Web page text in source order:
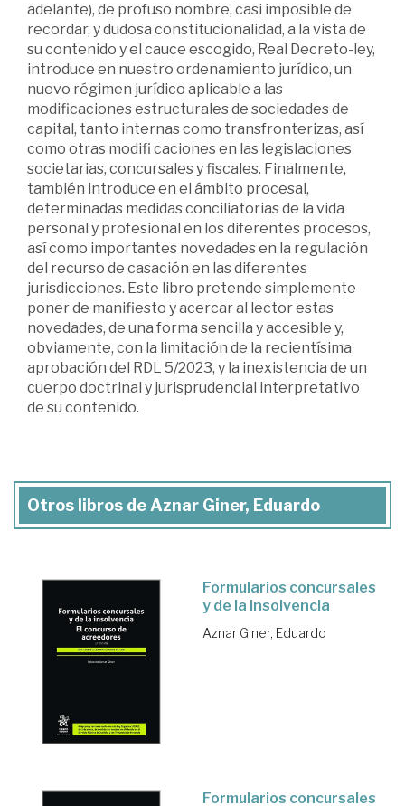
adelante), de profuso nombre, casi imposible de
recordar, y dudosa constitucionalidad, a la vista de
su contenido y el cauce escogido, Real Decreto-ley,
introduce en nuestro ordenamiento jurídico, un
nuevo régimen jurídico aplicable a las
modificaciones estructurales de sociedades de
capital, tanto internas como transfronterizas, así
como otras modifi caciones en las legislaciones
societarias, concursales y fiscales. Finalmente,
también introduce en el ámbito procesal,
determinadas medidas conciliatorias de la vida
personal y profesional en los diferentes procesos,
así como importantes novedades en la regulación
del recurso de casación en las diferentes
jurisdicciones. Este libro pretende simplemente
poner de manifiesto y acercar al lector estas
novedades, de una forma sencilla y accesible y,
obviamente, con la limitación de la recientísima
aprobación del RDL 5/2023, y la inexistencia de un
cuerpo doctrinal y jurisprudencial interpretativo
de su contenido.
Otros libros de Aznar Giner, Eduardo
Formularios concursales
y de la insolvencia
Aznar Giner, Eduardo
Formularios concursales